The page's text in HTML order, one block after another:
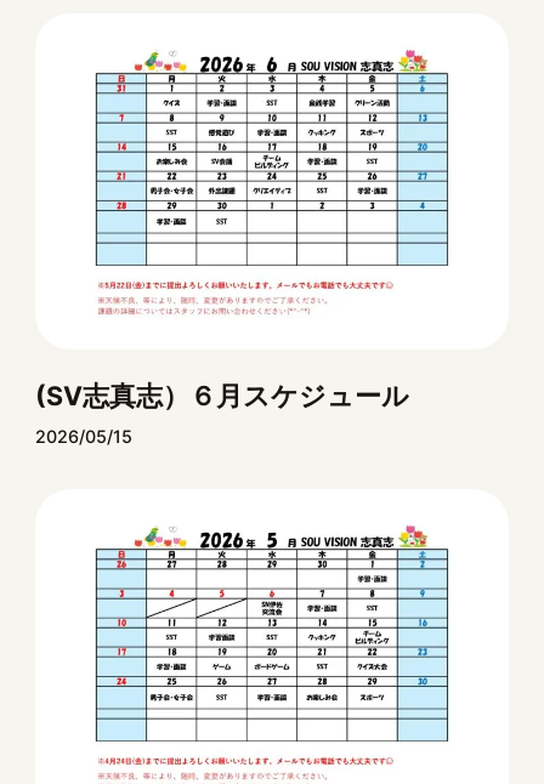
(SV志真志）６月スケジュール
2026/05/15